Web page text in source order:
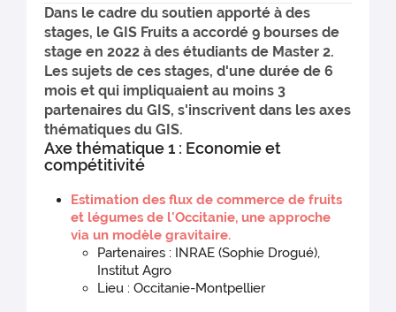
Dans le cadre du soutien apporté à des
stages, le GIS Fruits a accordé 9 bourses de
stage en 2022 à des étudiants de Master 2.
Les sujets de ces stages, d'une durée de 6
mois et qui impliquaient au moins 3
partenaires du GIS, s'inscrivent dans les axes
thématiques du GIS.
Axe thématique 1 : Economie et
compétitivité
Estimation des flux de commerce de fruits
et légumes de l'Occitanie, une approche
via un modèle gravitaire.
Partenaires : INRAE (Sophie Drogué),
Institut Agro
Lieu : Occitanie-Montpellier